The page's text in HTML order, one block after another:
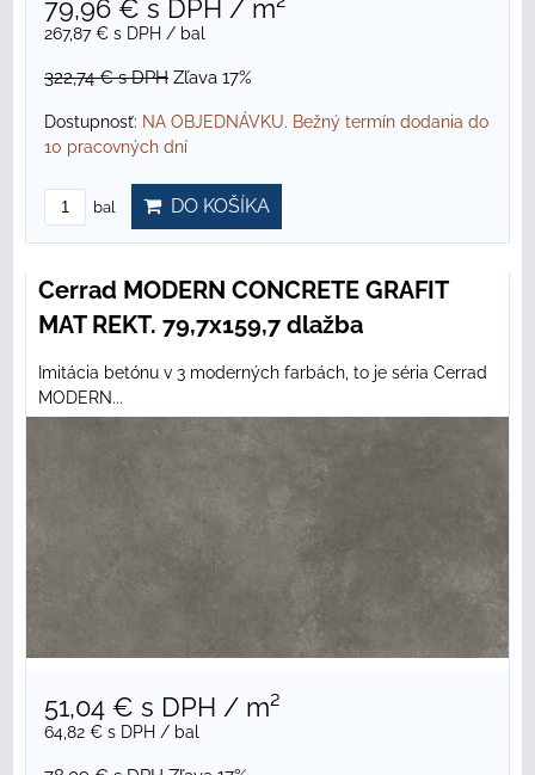
79,96 € s DPH / m²
267,87 € s DPH / bal
322,74 €s DPH Zľava 17%
Dostupnosť: NA OBJEDNÁVKU. Bežný termín dodania do
10 pracovných dní
bal DO KOŠÍKA
Cerrad MODERN CONCRETE GRAFIT
MAT REKT. 79,7x159,7 dlažba
Imitácia betónu v 3 moderných farbách, to je séria Cerrad
MODERN...
51,04 € s DPH / m²
64,82 € s DPH / bal